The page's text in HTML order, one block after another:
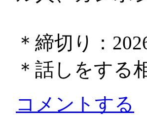
＊締切り：
＊話しをする
コメントする